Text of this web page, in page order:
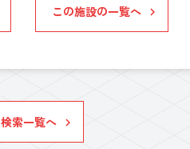
この施設の一覧へ
検索一覧へ